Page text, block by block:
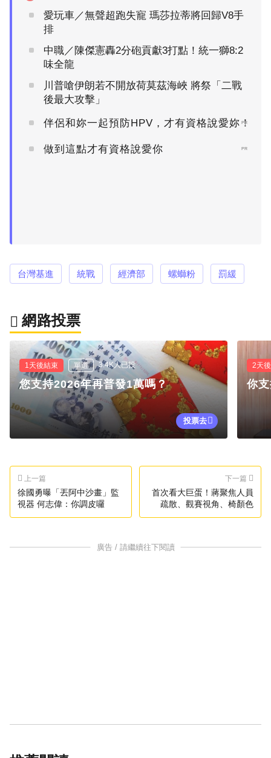
愛玩車／無聲超跑失寵 瑪莎拉蒂將回歸V8手
排
中職／陳傑憲轟2分砲貢獻3打點！統一獅8:2
味全龍
川普嗆伊朗若不開放荷莫茲海峽 將祭「二戰
後最大攻擊」
伴侶和妳一起預防HPV，才有資格說愛妳！
PR
做到這點才有資格說愛你 PR
台灣基進 統戰 經濟部 螺螄粉 罰緩
網路投票
1天後結束 單選 3.4K人已投
您支持2026年再普發1萬嗎？
投票去
2天
你
上一篇
徐國勇曝「丟阿中沙畫」監
視器 何志偉：你調皮囉
下一篇
首次看大巨蛋！蔣聚焦人員
疏散、觀賽視角、椅顏色
廣告 / 請繼續往下閱讀